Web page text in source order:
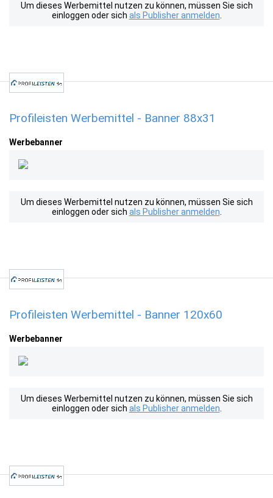
Um dieses Werbemittel nutzen zu können, müssen Sie sich
einloggen oder sich als Publisher anmelden
Profileisten Werbemittel - Banner 88x31
Werbebanner
Um dieses Werbemittel nutzen zu können, müssen Sie sich
einloggen oder sich als Publisher anmelden
Profileisten Werbemittel - Banner 120x60
Werbebanner
Um dieses Werbemittel nutzen zu können, müssen Sie sich
einloggen oder sich als Publisher anmelden